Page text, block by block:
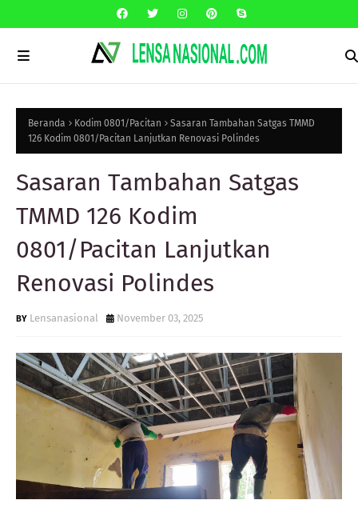
Beranda Kodim 0801/Pacitan
Sasaran Tambahan Satgas TMMD
126 Kodim 0801/Pacitan Lanjutkan Renovasi Polindes
Sasaran Tambahan Satgas
TMMD 126 Kodim
0801/Pacitan Lanjutkan
Renovasi Polindes
Lensanasional November 03, 2025